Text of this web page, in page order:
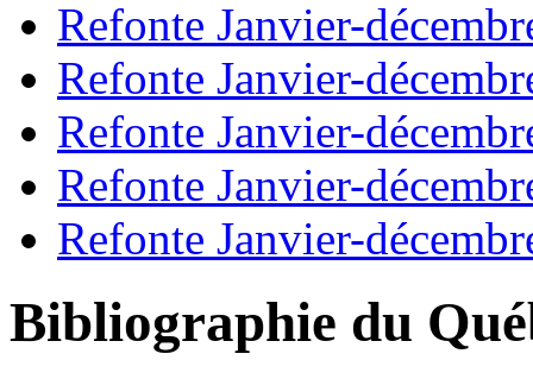
Refonte Janvier-
Refonte Janvier-
Refonte Janvier-
Refonte Janvier-
Refonte Janvier-
Bibliographie du